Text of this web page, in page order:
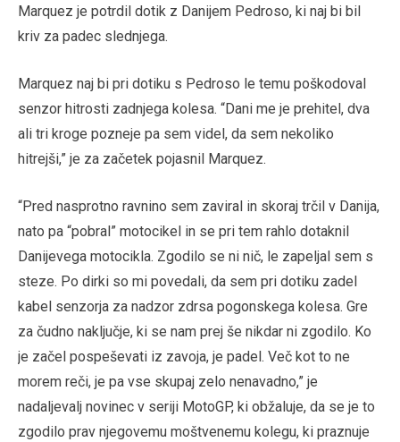
Marquez je potrdil dotik z Danijem Pedroso, ki naj bi bil
kriv za padec slednjega.
Marquez naj bi pri dotiku s Pedroso le temu poškodoval
senzor hitrosti zadnjega kolesa. “Dani me je prehitel, dva
ali tri kroge pozneje pa sem videl, da sem nekoliko
hitrejši,” je za začetek pojasnil Marquez.
“Pred nasprotno ravnino sem zaviral in skoraj trčil v Danija,
nato pa “pobral” motocikel in se pri tem rahlo dotaknil
Danijevega motocikla. Zgodilo se ni nič, le zapeljal sem s
steze. Po dirki so mi povedali, da sem pri dotiku zadel
kabel senzorja za nadzor zdrsa pogonskega kolesa. Gre
za čudno naključje, ki se nam prej še nikdar ni zgodilo. Ko
je začel pospeševati iz zavoja, je padel. Več kot to ne
morem reči, je pa vse skupaj zelo nenavadno,” je
nadaljevalj novinec v seriji MotoGP, ki obžaluje, da se je to
zgodilo prav njegovemu moštvenemu kolegu, ki praznuje